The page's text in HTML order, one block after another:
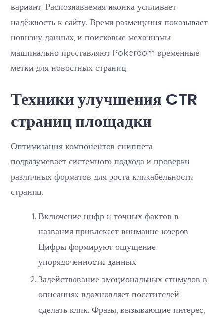
вариант. Распознаваемая иконка усиливает
надёжность к сайту. Время размещения показывает
новизну данных, и поисковые механизмы
машинально проставляют Pokerdom временные
метки для новостных страниц.
Техники улучшения CTR
страниц площадки
Оптимизация компонентов сниппета
подразумевает системного подхода и проверки
различных форматов для роста кликабельности
страниц.
Включение цифр и точных фактов в
названия привлекает внимание юзеров.
Цифры формируют ощущение
упорядоченности данных.
Задействование эмоциональных стимулов в
описаниях вдохновляет посетителей
сделать клик. Фразы, вызывающие интерес,